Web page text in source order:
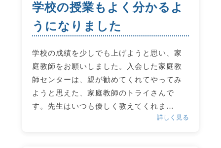
学校の授業もよく分かるよ
うになりました
学校の成績を少しでも上げようと思い、家
庭教師をお願いしました。入会した家庭教
師センターは、親が勧めてくれてやってみ
ようと思えた、家庭教師のトライさんで
す。先生はいつも優しく教えてくれま…
詳しく見る